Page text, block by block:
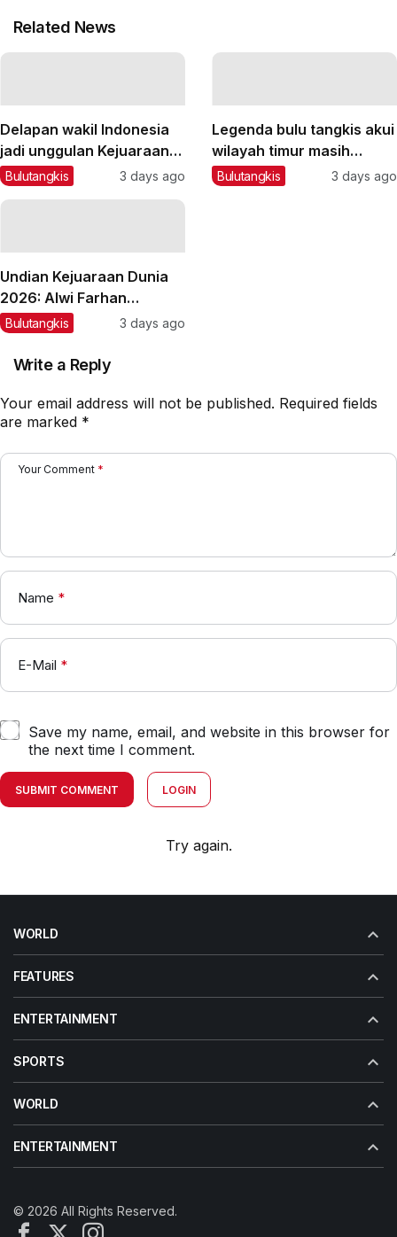
Related News
Delapan wakil Indonesia
jadi unggulan Kejuaraan
Dunia BWF 2026
Bulutangkis 3 days ago
Legenda bulu tangkis akui
wilayah timur masih
kurang turnamen
Bulutangkis 3 days ago
Undian Kejuaraan Dunia
2026: Alwi Farhan
berpotensi jumpa Shi Yu
Bulutangkis 3 days ago
Write a Reply
Your email address will not be published. Required fields
are marked *
Your Comment *
Name *
E-Mail *
Save my name, email, and website in this browser for
the next time I comment.
SUBMIT COMMENT LOGIN
Try again.
WORLD
FEATURES
ENTERTAINMENT
SPORTS
WORLD
ENTERTAINMENT
© 2026 All Rights Reserved.